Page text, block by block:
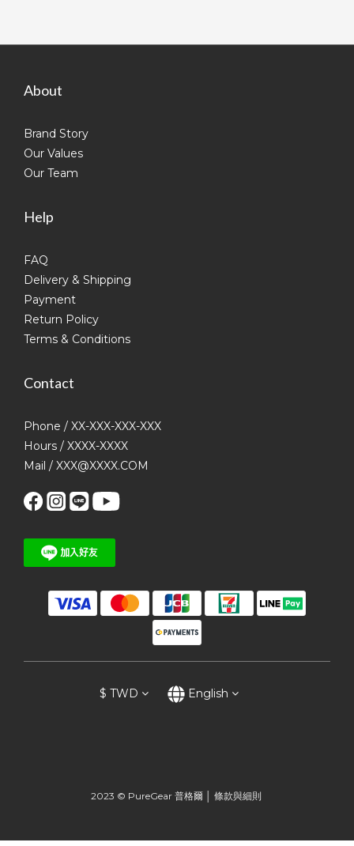
About
Brand Story
Our Values
Our Team
Help
FAQ
Delivery & Shipping
Payment
Return Policy
Terms & Conditions
Contact
Phone / XX-XXX-XXX-XXX
Hours / XXXX-XXXX
Mail / XXX@XXXX.COM
$ TWD English
2023 © PureGear 普格爾 │ 條款與細則